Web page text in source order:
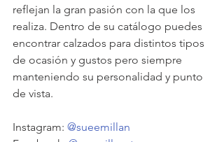
reflejan la gran pasión con la que los
realiza. Dentro de su catálogo puedes
encontrar calzados para distintos tipos
de ocasión y gustos pero siempre
manteniendo su personalidad y punto
de vista.
Instagram: @sueemillan